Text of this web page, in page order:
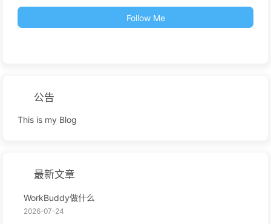
Follow Me
公告
This is my Blog
最新文章
WorkBuddy做什么
2026-07-24